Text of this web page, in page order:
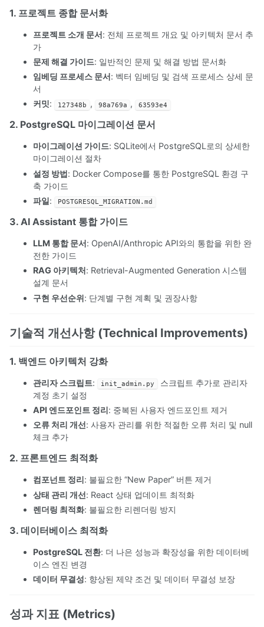
1. 프로젝트 종합 문서화
프로젝트 소개 문서: 전체 프로젝트 개요 및 아키텍처 문서 추
가
문제 해결 가이드: 일반적인 문제 및 해결 방법 문서화
임베딩 프로세스 문서: 벡터 임베딩 및 검색 프로세스 상세 문
서
커밋: 127348b , 98a769a , 63593e4
2. PostgreSQL 마이그레이션 문서
마이그레이션 가이드: SQLite에서 PostgreSQL로의 상세한
마이그레이션 절차
설정 방법: Docker Compose를 통한 PostgreSQL 환경 구
축 가이드
파일: POSTGRESQL_MIGRATION.md
3. AI Assistant 통합 가이드
LLM 통합 문서: OpenAI/Anthropic API와의 통합을 위한 완
전한 가이드
RAG 아키텍처: Retrieval-Augmented Generation 시스템
설계 문서
구현 우선순위: 단계별 구현 계획 및 권장사항
기술적 개선사항 (Technical Improvements)
1. 백엔드 아키텍처 강화
관리자 스크립트: init_admin.py
스크립트 추가로 관리자
계정 초기 설정
API 엔드포인트 정리: 중복된 사용자 엔드포인트 제거
오류 처리 개선: 사용자 관리를 위한 적절한 오류 처리 및 null
체크 추가
2. 프론트엔드 최적화
컴포넌트 정리: 불필요한 “New Paper” 버튼 제거
상태 관리 개선: React 상태 업데이트 최적화
렌더링 최적화: 불필요한 리렌더링 방지
3. 데이터베이스 최적화
PostgreSQL 전환: 더 나은 성능과 확장성을 위한 데이터베
이스 엔진 변경
데이터 무결성: 향상된 제약 조건 및 데이터 무결성 보장
성과 지표 (Metrics)